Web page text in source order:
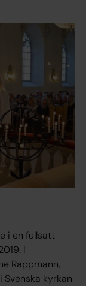
i en fullsatt
I
Rappmann,
kyrkan